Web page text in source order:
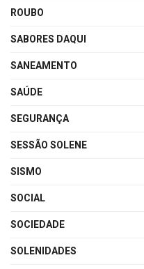
ROUBO
SABORES DAQUI
SANEAMENTO
SAÚDE
SEGURANÇA
SESSÃO SOLENE
SISMO
SOCIAL
SOCIEDADE
SOLENIDADES